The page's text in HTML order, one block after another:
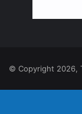
© Copyright 2026,